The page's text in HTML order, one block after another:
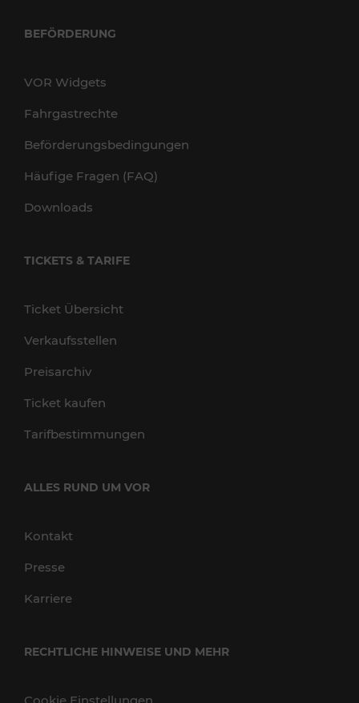
BEFÖRDERUNG
VOR Widgets
Fahrgastrechte
Beförderungsbedingungen
Häufige Fragen (FAQ)
Downloads
TICKETS & TARIFE
Ticket Übersicht
Verkaufsstellen
Preisarchiv
Ticket kaufen
Tarifbestimmungen
ALLES RUND UM VOR
Kontakt
Presse
Karriere
RECHTLICHE HINWEISE UND MEHR